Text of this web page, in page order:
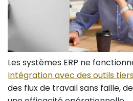
Les systèmes ERP ne
Intégration avec des outils
des flux de travail sans faille,